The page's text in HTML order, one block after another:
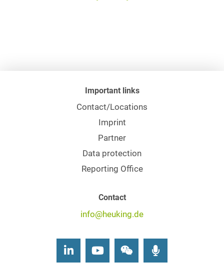
Important links
Contact/Locations
Imprint
Partner
Data protection
Reporting Office
Contact
info@heuking.de
LinkedInYoutubeWechat